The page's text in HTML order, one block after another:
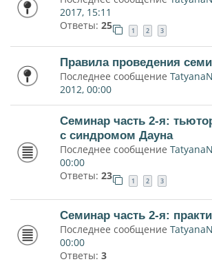
2017, 15:11
Ответы: 25 1 2 3
Правила проведения
Последнее сообщение TatyanaN
2012, 00:00
Семинар часть 2-я:
с синдромом Дауна
Последнее сообщение TatyanaN
00:00
Ответы: 23 1 2 3
Семинар часть 2-я:
Последнее сообщение TatyanaN
00:00
Ответы: 3